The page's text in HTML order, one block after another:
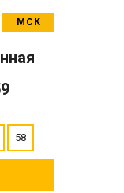
МСК
58